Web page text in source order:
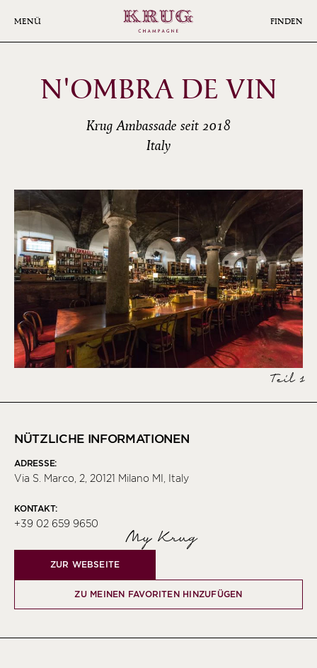
MENÜ FINDEN
N'OMBRA DE VIN
Krug Ambassade seit 2018
Italy
Teil 1
NÜTZLICHE INFORMATIONEN
ADRESSE:
Via S. Marco, 2, 20121 Milano MI, Italy
KONTAKT:
+39 02 659 9650
My Krug
ZUR WEBSEITE
ZU MEINEN FAVORITEN HINZUFÜGEN